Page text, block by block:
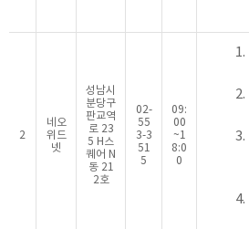
2
네오
위드
넷
성남시
분당구
판교역
로 23
5 H스
퀘어 N
동 21
2호
02-
55
3-3
51
5
09:
00
~1
8:0
0
1.
2.
3.
4.